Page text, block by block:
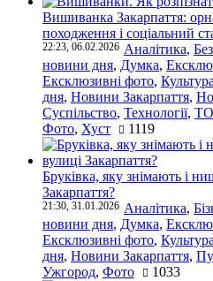
Вишиванка Закарпаття:
походження і соціальний
22:23, 06.02.2026 Аналітика,
новини дня, Думка,
Ексклюзивні фото,
дня, Новини Закарпаття,
Суспільство, Технології,
Фото, Хуст 1119
Бруківка, яку знімають і
Закарпаття?
21:30, 31.01.2026 Аналітика,
новини дня, Думка,
Ексклюзивні фото,
дня, Новини Закарпаття,
Ужгород, Фото 1033